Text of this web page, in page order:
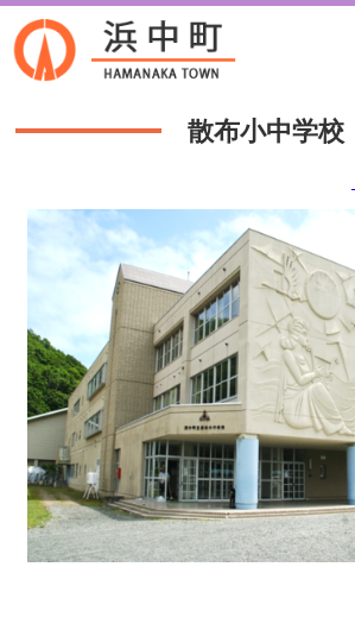
散布小中学校